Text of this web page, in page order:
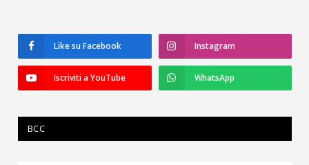
Like su Facebook Instagram
Iscriviti a YouTube WhatsApp
BCC